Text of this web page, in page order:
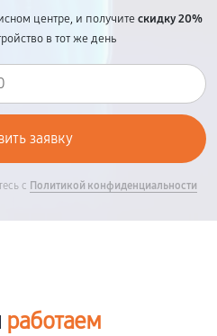
центре, и получитескидку 20%
в тот же день
с Политикой конфиденциальности
работаем